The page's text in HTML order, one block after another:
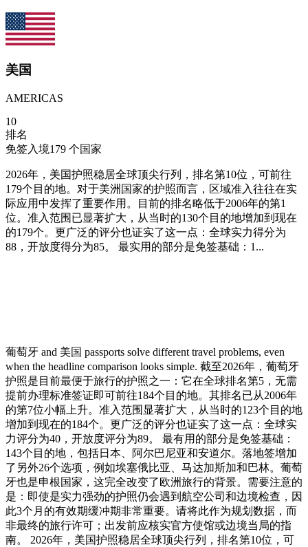
美国
AMERICAS
10
排名
免签入境179 个国家
2026年，美国护照稳居全球顶尖行列，排名第10位，可前往
179个目的地。对于美洲国家的护照而言，区域准入往往在实
际应用中发挥了重要作用。目前的排名略低于2006年的第1
位。准入范围已显著扩大，从当时的130个目的地增加到现在
的179个。更广泛的评分也证实了这一点：全球实力得分为
88，开放度得分为85。 最实用的部分是免签基础：1...
葡萄牙 and 美国 passports solve different travel problems, even
when the headline comparison looks simple. 截至2026年，葡萄牙
护照是目前最便于旅行的护照之一：它在全球排名第5，无需
提前办理标准签证即可前往184个目的地。其排名已从2006年
的第7位小幅上升。准入范围显著扩大，从当时的123个目的地
增加到现在的184个。更广泛的评分也证实了这一点：全球实
力评分为40，开放度评分为89。 最有用的部分是免签基础：
143个目的地，包括日本、阿尔巴尼亚和安道尔。落地签增加
了另外26个选项，例如埃塞俄比亚、马达加斯加和巴林。葡萄
牙也是申根国家，这完全改变了欧洲旅行的背景。需要注意的
是：即使是实力强劲的护照仍会遇到航空公司和边境检查，因
此3个月的有效期缓冲期非常重要。请将此作为规划数据，而
非最终的旅行许可；出发前应核实官方使馆或边境当局的指
南。 2026年，美国护照稳居全球顶尖行列，排名第10位，可